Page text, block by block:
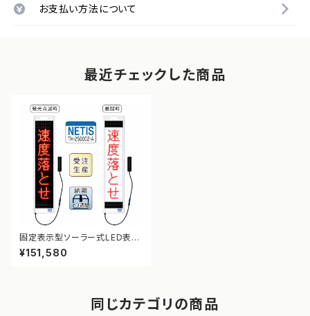
お支払い方法について
最近チェックした商品
固定表示型ソーラー式LED表示
板 ドットサイン【速度落とせ】【N
ETIS登録】
¥151,580
同じカテゴリの商品